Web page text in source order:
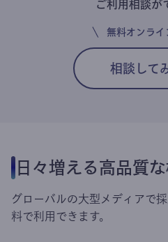
ご利用相談が
無料オンラ
相談して
日々増える高品質
グローバルの大型メディアで
料で利用できます。